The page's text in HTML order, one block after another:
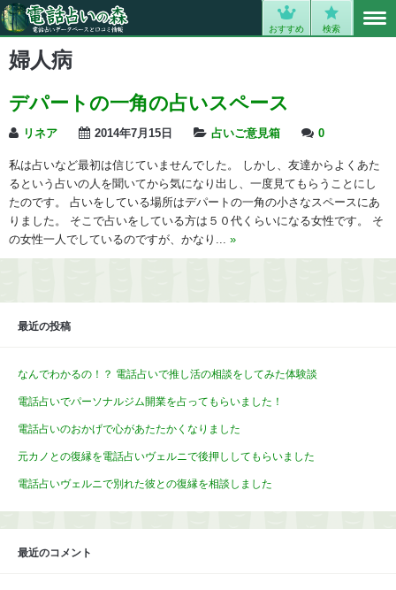
おすすめ 検索
婦人病
デパートの一角の占いスペース
リネア 2014年7月15日 占いご意見箱 0
私は占いなど最初は信じていませんでした。 しかし、友達からよくあた
るという占いの人を聞いてから気になり出し、一度見てもらうことにし
たのです。 占いをしている場所はデパートの一角の小さなスペースにあ
りました。 そこで占いをしている方は５０代くらいになる女性です。 そ
の女性一人でしているのですが、かなり... »
最近の投稿
なんでわかるの！？ 電話占いで推し活の相談をしてみた体験談
電話占いでパーソナルジム開業を占ってもらいました！
電話占いのおかげで心があたたかくなりました
元カノとの復縁を電話占いヴェルニで後押ししてもらいました
電話占いヴェルニで別れた彼との復縁を相談しました
最近のコメント